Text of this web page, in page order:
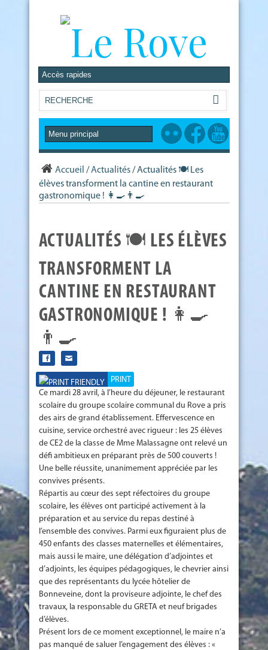
Accueil /Actualités/Actualités 🍽️ Les
élèves transforment la cantine en restaurant
gastronomique ! 👩‍🍳👨‍🍳
ACTUALITÉS 🍽️ LES ÉLÈVES
TRANSFORMENT LA
CANTINE EN RESTAURANT
GASTRONOMIQUE ! 👩‍🍳
👨‍🍳
PRINT
Ce mardi 28 avril, à l’heure du déjeuner, le restaurant
scolaire du groupe scolaire communal du Rove a pris
des airs de grand établissement. Effervescence en
cuisine, service orchestré avec rigueur : les 25 élèves
de CE2 de la classe de Mme Malassagne ont relevé un
défi ambitieux en préparant près de 500 couverts !
Une belle réussite, unanimement appréciée par les
convives présents.
Répartis au cœur des sept réfectoires du groupe
scolaire, les élèves ont participé activement à la
préparation et au service du repas destiné à
l’ensemble des convives. Parmi eux figuraient plus de
450 enfants des classes maternelles et élémentaires,
mais aussi le maire, une délégation d’adjointes et
d’adjoints, les équipes pédagogiques, le chevrier ainsi
que des représentants du lycée hôtelier de
Bonneveine, dont la proviseure adjointe, le chef des
travaux, la responsable du GRETA et neuf brigades
d’élèves.
Présent lors de ce moment exceptionnel, le maire n’a
pas manqué de saluer l’engagement des élèves : «